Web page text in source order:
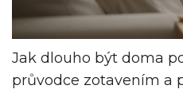
Jak dlouho být doma
průvodce zotavením a